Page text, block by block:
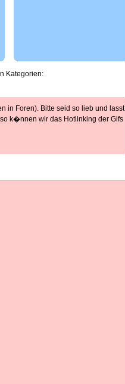
Kategorien:
in Foren). Bitte seid so lieb und lasst
k�nnen wir das Hotlinking der Gifs